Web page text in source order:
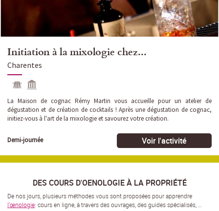
Initiation à la mixologie chez...
Charentes
La Maison de cognac Rémy Martin vous accueille pour un atelier de
dégustation et de création de cocktails ! Après une dégustation de cognac,
initiez-vous à l'art de la mixologie et savourez votre création.
Demi-journée Voir l'activité
DES COURS D'OENOLOGIE À LA PROPRIÉTÉ
De nos jours, plusieurs méthodes vous sont proposées pour apprendre
l’œnologie: cours en ligne, à travers des ouvrages, des guides spécialisés, …